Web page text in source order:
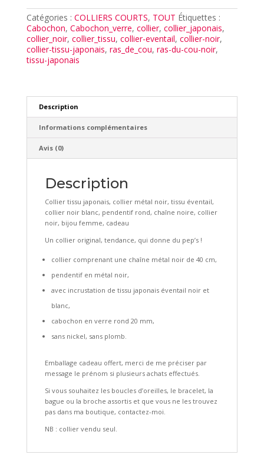
Catégories : COLLIERS COURTS, TOUT Étiquettes :
Cabochon, Cabochon_verre, collier, collier_japonais,
collier_noir, collier_tissu, collier-eventail, collier-noir,
collier-tissu-japonais, ras_de_cou, ras-du-cou-noir,
tissu-japonais
Description
Informations complémentaires
Avis (0)
Description
Collier tissu japonais, collier métal noir, tissu éventail,
collier noir blanc, pendentif rond, chaîne noire, collier
noir, bijou femme, cadeau
Un collier original, tendance, qui donne du pep’s !
collier comprenant une chaîne métal noir de 40 cm,
pendentif en métal noir,
avec incrustation de tissu japonais éventail noir et
blanc,
cabochon en verre rond 20 mm,
sans nickel, sans plomb.
Emballage cadeau offert, merci de me préciser par
message le prénom si plusieurs achats effectués.
Si vous souhaitez les boucles d’oreilles, le bracelet, la
bague ou la broche assortis et que vous ne les trouvez
pas dans ma boutique, contactez-moi.
NB : collier vendu seul.